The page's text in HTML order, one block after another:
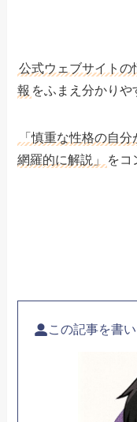
公式ウェブサイト
報 をふまえ分かりや
「慎重な性格の自
網羅的に解説」
をコ
この記事を書い